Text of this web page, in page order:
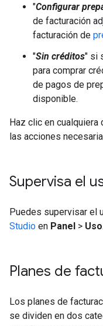
"Configurar
de facturación
facturación de
"Sin créditos" si
para comprar
de pagos de
disponible.
Haz clic en cualquiera
las acciones
Supervisa el
Puedes supervisar el
Studio en Panel > Uso
Planes de
Los planes de
se dividen en dos